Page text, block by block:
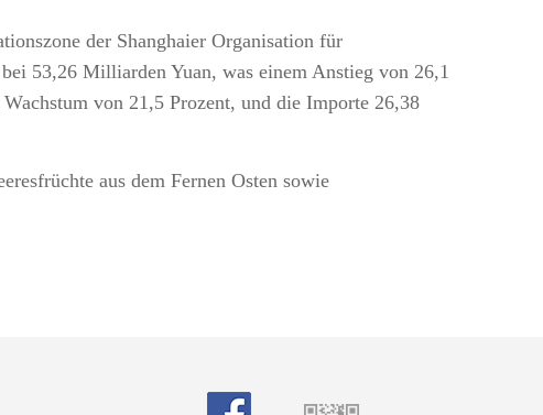
der Shanghaier Organisation für
53,26 Milliarden Yuan, was einem Anstieg von 26,1
von 21,5 Prozent, und die Importe 26,38
aus dem Fernen Osten sowie